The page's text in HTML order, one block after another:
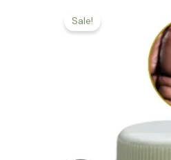
Sale!